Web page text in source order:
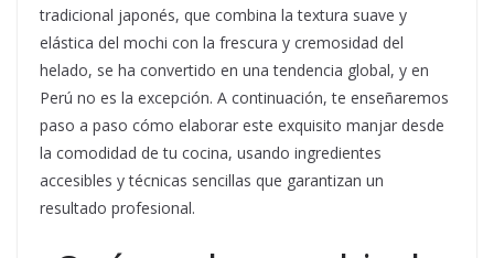
tradicional japonés, que combina la textura suave y
elástica del mochi con la frescura y cremosidad del
helado, se ha convertido en una tendencia global, y en
Perú no es la excepción. A continuación, te enseñaremos
paso a paso cómo elaborar este exquisito manjar desde
la comodidad de tu cocina, usando ingredientes
accesibles y técnicas sencillas que garantizan un
resultado profesional.